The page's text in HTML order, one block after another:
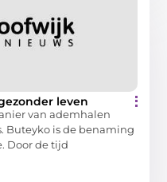
leven
van ademhalen
Buteyko is de benaming
Door de tijd